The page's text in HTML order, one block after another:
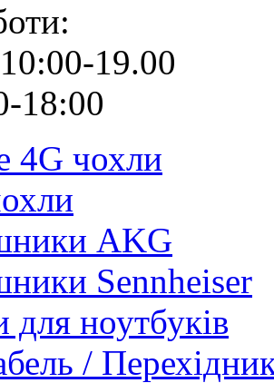
19.00
18:00
4G чохли
AKG
Sennheiser
ноутбуків
/